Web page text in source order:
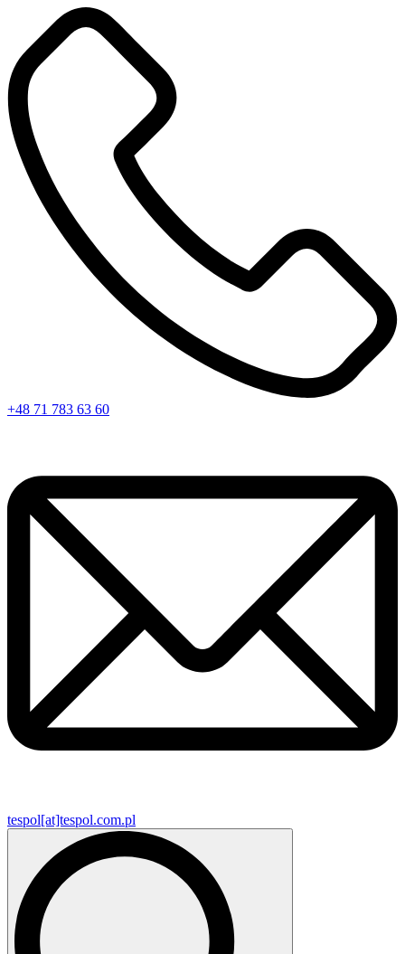
+48 71 783 63 60
tespol[at]tespol.com.pl
Search